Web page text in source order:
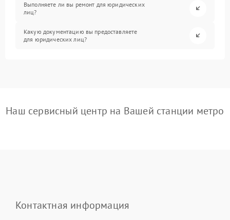
Выполняете ли вы ремонт для юридических
лиц?
Какую документацию вы предоставляете
для юридических лиц?
Наш сервисный центр на Вашей станции метро
Контактная информация